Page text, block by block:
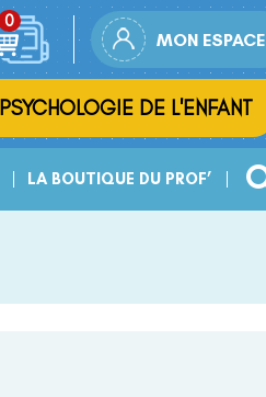
MON ESPACE
PSYCHOLOGIE DE L'ENFANT
LA BOUTIQUE DU PROF’